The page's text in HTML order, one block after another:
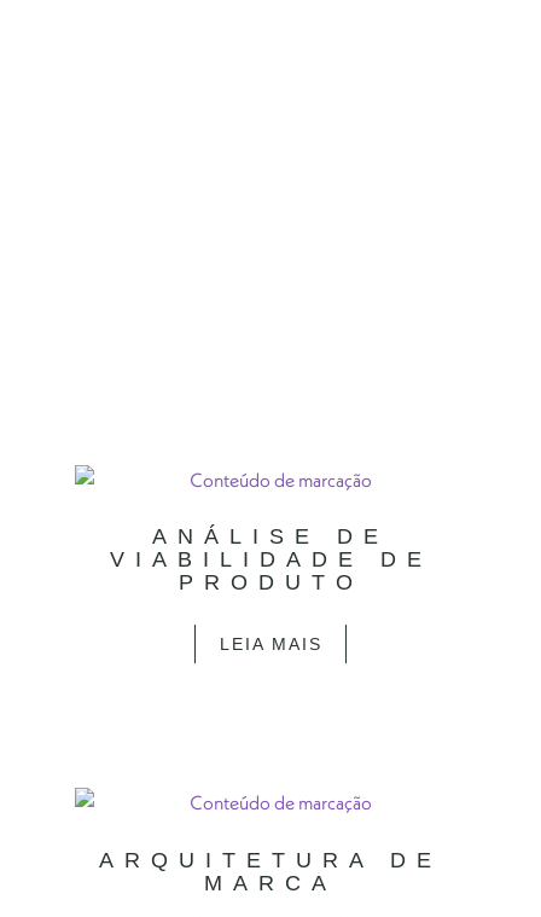
ANÁLISE DE
VIABILIDADE DE
PRODUTO
LEIA MAIS
ARQUITETURA DE
MARCA